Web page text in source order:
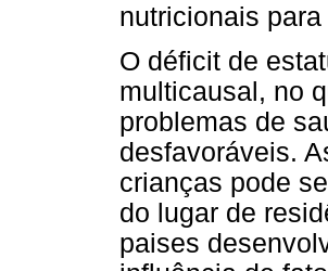
nutricionais
O déficit de
multicausal, no
problemas de
desfavoráveis.
crianças pode
do lugar de
paises